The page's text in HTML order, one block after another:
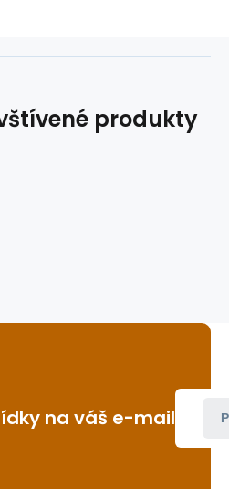
produkty
na váš e-mail